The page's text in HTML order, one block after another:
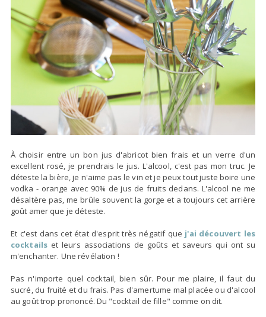
À choisir entre un bon jus d'abricot bien frais et un verre d'un
excellent rosé, je prendrais le jus. L'alcool, c'est pas mon truc. Je
déteste la bière, je n'aime pas le vin et je peux tout juste boire une
vodka - orange avec 90% de jus de fruits dedans. L'alcool ne me
désaltère pas, me brûle souvent la gorge et a toujours cet arrière
goût amer que je déteste.
Et c'est dans cet état d'esprit très négatif que j'ai découvert les
cocktails et leurs associations de goûts et saveurs qui ont su
m'enchanter. Une révélation !
Pas n'importe quel cocktail, bien sûr. Pour me plaire, il faut du
sucré, du fruité et du frais. Pas d'amertume mal placée ou d'alcool
au goût trop prononcé. Du "cocktail de fille" comme on dit.